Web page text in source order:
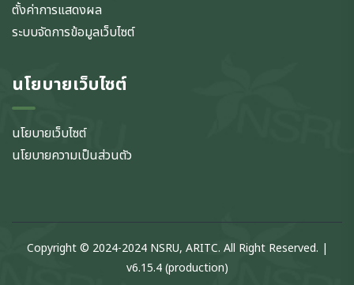
ตั้งค่าการแสดงผล
ระบบจัดการข้อมูลเว็บไซต์
นโยบายเว็บไซต์
นโยบายเว็บไซต์
นโยบายความเป็นส่วนตัว
Copyright © 2024-2024 NSRU, ARITC. All Right Reserved. |
v6.15.4 (production)